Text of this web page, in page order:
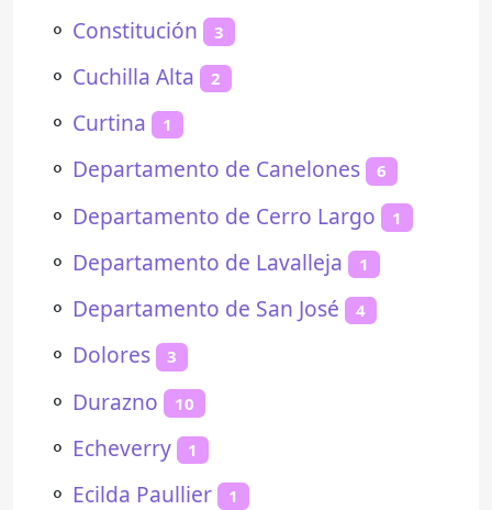
⚬ Constitución 3
⚬ Cuchilla Alta 2
⚬ Curtina 1
⚬ Departamento de Canelones 6
⚬ Departamento de Cerro Largo 1
⚬ Departamento de Lavalleja 1
⚬ Departamento de San José 4
⚬ Dolores 3
⚬ Durazno 10
⚬ Echeverry 1
⚬ Ecilda Paullier 1